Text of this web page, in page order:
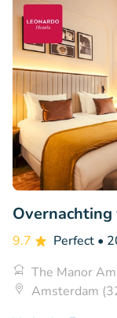
9.7 Perfect •
The Manor
Amsterdam